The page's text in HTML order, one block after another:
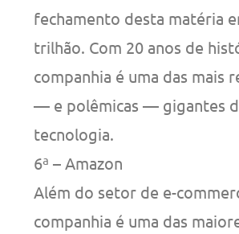
fechamento desta matéria
trilhão. Com 20 anos de
companhia é uma das mais
— e polêmicas — gigantes
tecnologia.
6ª – Amazon
Além do setor de e-
companhia é uma das